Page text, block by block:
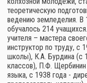
теоретическую
ведению земледелия. В
обучалось 214
учителя – мастера
инструктор по труду, с
школы), К.А. Бурдина (с
классов), П.Ф. Щербинин
языка, с 1938 года -